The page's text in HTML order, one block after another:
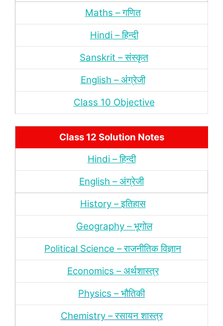
Maths – गणित
Hindi – हिन्‍दी
Sanskrit – संस्‍कृत
English – अंंग्रेजी
Class 10 Objective
Class 12 Solution Notes
Hindi – हिन्‍दी
English – अंग्रेजी
History – इतिहास
Geography – भूगोल
Political Science – राजनीतिक विज्ञान
Economics – अर्थशास्‍त्र
Physics – भौतिकी
Chemistry – रसायन शास्‍त्र